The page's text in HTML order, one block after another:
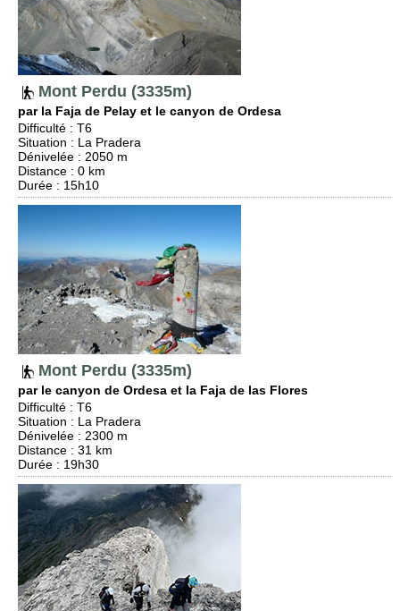
Mont Perdu (3335m)
par la Faja de Pelay et le canyon de Ordesa
Difficulté : T6
Situation : La Pradera
Dénivelée : 2050 m
Distance : 0 km
Durée : 15h10
Mont Perdu (3335m)
par le canyon de Ordesa et la Faja de las Flores
Difficulté : T6
Situation : La Pradera
Dénivelée : 2300 m
Distance : 31 km
Durée : 19h30